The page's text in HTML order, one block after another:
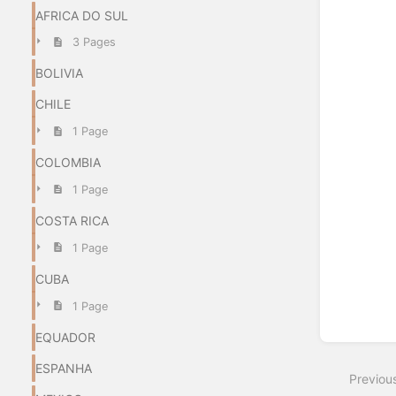
AFRICA DO SUL
3 Pages
BOLIVIA
CHILE
1 Page
COLOMBIA
1 Page
COSTA RICA
1 Page
CUBA
1 Page
EQUADOR
ESPANHA